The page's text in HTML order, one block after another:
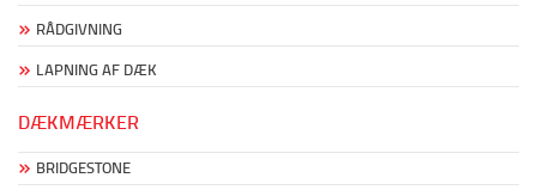
RÅDGIVNING
LAPNING AF DÆK
DÆKMÆRKER
BRIDGESTONE